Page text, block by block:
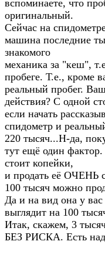
вспоминаете, что
оригинальный.
Сейчас на
машина последние
знакомого
механика за "кеш",
пробеге. Т.е., кроме
реальный пробег.
действия? С одной
если начать
спидометр и
220 тысяч...Н-да,
тут ещё один
стоит копейки,
и продать её ОЧЕНЬ
100 тысяч можно
Да и на вид она у вас
выглядит на 100
Итак, скажем, 3
БЕЗ РИСКА. Есть над